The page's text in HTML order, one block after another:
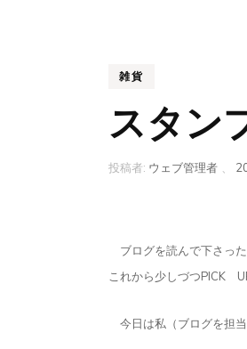
雑貨
スタン
投稿者: ウェブ管理者 、
ブログを読んで下さっ
これから少しづつPICK
今日は私（ブログを担